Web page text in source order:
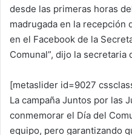
desde las primeras horas
madrugada en la recepción
en el Facebook de la
Comunal”, dijo la secretaria
[metaslider id=9027
La campaña Juntos por las
conmemorar el Día del
equipo, pero garantizando